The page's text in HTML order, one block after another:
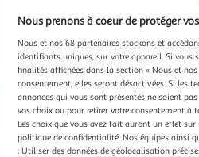
Nous prenons à coeur de protéger
Nous et nos 68 partenaires stockons et
identifiants uniques, sur votre appareil. Si vous
finalités affichées dans la section « Nous et
consentement, elles seront désactivées. Si les
annonces qui vous sont présentés ne soient
vos choix ou pour retirer votre consentement à
Les choix que vous avez fait auront un effet
politique de confidentialité. Nos équipes ainsi
: Utiliser des données de géolocalisation